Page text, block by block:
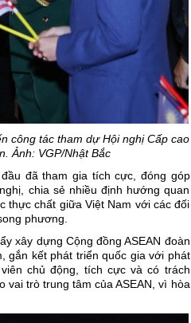
công tác tham dự Hội nghị Cấp cao
Ảnh: VGP/Nhật Bắc
đã tham gia tích cực, đóng góp
chia sẻ nhiều định hướng quan
thực chất giữa Việt Nam với các đối
phương.
xây dựng Cộng đồng ASEAN đoàn
gắn kết phát triển quốc gia với phát
chủ động, tích cực và có trách
vai trò trung tâm của ASEAN, vì hòa